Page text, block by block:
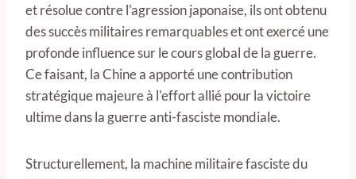
et résolue contre l'agression japonaise, ils ont obtenu
des succès militaires remarquables et ont exercé une
profonde influence sur le cours global de la guerre.
Ce faisant, la Chine a apporté une contribution
stratégique majeure à l'effort allié pour la victoire
ultime dans la guerre anti-fasciste mondiale.
Structurellement, la machine militaire fasciste du